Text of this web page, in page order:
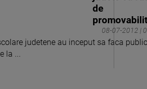
08-07-2012 |
de
judetene au inceput sa faca
la ...